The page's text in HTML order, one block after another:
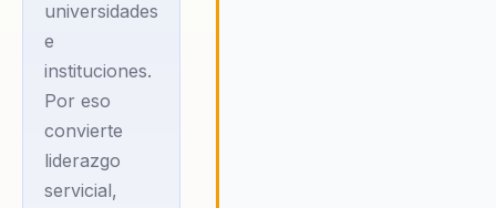
hace más de
quince años a
empresas,
universidades e
instituciones de
Latinoamérica en
universidades
e
instituciones.
Por eso
convierte
liderazgo
servicial,